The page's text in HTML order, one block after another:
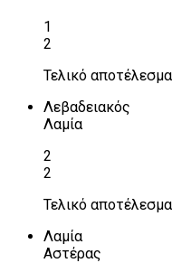
1
2
Τελικό αποτέλεσμα
Λεβαδειακός
Λαμία
2
2
Τελικό αποτέλεσμα
Λαμία
Αστέρας